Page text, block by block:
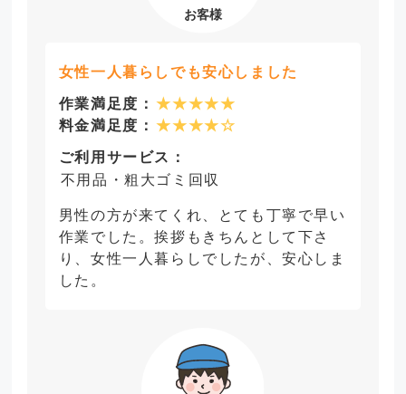
女性一人暮らしでも安心しました
作業満足度： ★★★★★
料金満足度： ★★★★☆
ご利用サービス：
不用品・粗大ゴミ回収
男性の方が来てくれ、とても丁寧で早い
作業でした。挨拶もきちんとして下さ
り、女性一人暮らしでしたが、安心しま
した。